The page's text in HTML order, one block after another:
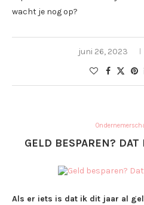
wacht je nog op?
juni 26, 2023
GELD BESPAREN?
Als er iets is dat ik dit jaar al